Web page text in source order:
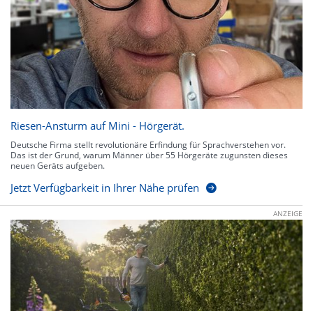
Riesen-Ansturm auf Mini - Hörgerät.
Deutsche Firma stellt revolutionäre Erfindung für Sprachverstehen vor.
Das ist der Grund, warum Männer über 55 Hörgeräte zugunsten dieses
neuen Geräts aufgeben.
Jetzt Verfügbarkeit in Ihrer Nähe prüfen
ANZEIGE